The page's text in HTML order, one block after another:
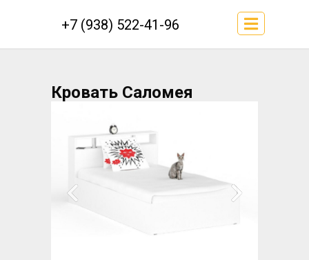
+7 (938) 522-41-96
Кровать Саломея